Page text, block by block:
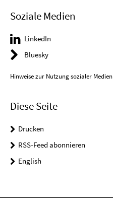
Soziale Medien
LinkedIn
Bluesky
Hinweise zur Nutzung sozialer Medien
Diese Seite
Drucken
RSS-Feed abonnieren
English